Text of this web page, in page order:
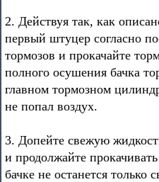
2. Действуя так, как
первый штуцер согласно
тормозов и прокачайте
полного осушения бачка
главном тормозном
не попал воздух.
3. Допейте свежую
и продолжайте
бачке не останется только